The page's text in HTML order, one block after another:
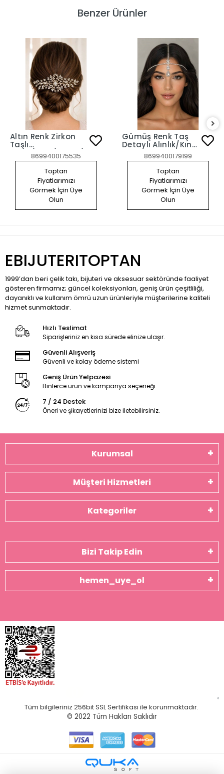
Benzer Ürünler
Altın Renk Zirkon
Taşlı
Gelin/Kına/Nişan/Söz
Tasarım Saç
Aksesuarı
8699400175535
Toptan
Fiyatlarımızı
Görmek İçin Üye
Olun
Gümüş Renk Taş
Detaylı Alınlık/Kına
Aksesuarı8699400179199
Toptan
Fiyatlarımızı
Görmek İçin Üye
Olun
EBIJUTERITOPTAN
1999’dan beri çelik takı, bijuteri ve aksesuar sektöründe faaliyet
gösteren firmamız; güncel koleksiyonları, geniş ürün çeşitliliği,
dayanıklı ve kullanım ömrü uzun ürünleriyle müşterilerine kaliteli
hizmet sunmaktadır.
Hızlı Teslimat
Siparişleriniz en kısa sürede elinize ulaşır.
Güvenli Alışveriş
Güvenli ve kolay ödeme sistemi
Geniş Ürün Yelpazesi
Binlerce ürün ve kampanya seçeneği
7 / 24 Destek
Öneri ve şikayetlerinizi bize iletebilirsiniz.
Kurumsal
Müşteri Hizmetleri
Kategoriler
Bizi Takip Edin
hemen_uye_ol
Tüm bilgileriniz 256bit SSL Sertifikası ile korunmaktadır.
© 2022 Tüm Hakları Saklıdır